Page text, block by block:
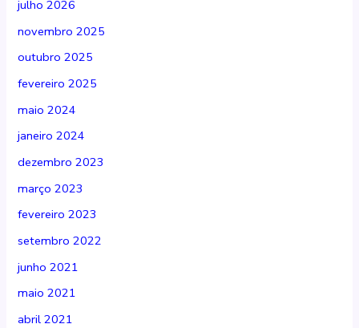
julho 2026
novembro 2025
outubro 2025
fevereiro 2025
maio 2024
janeiro 2024
dezembro 2023
março 2023
fevereiro 2023
setembro 2022
junho 2021
maio 2021
abril 2021